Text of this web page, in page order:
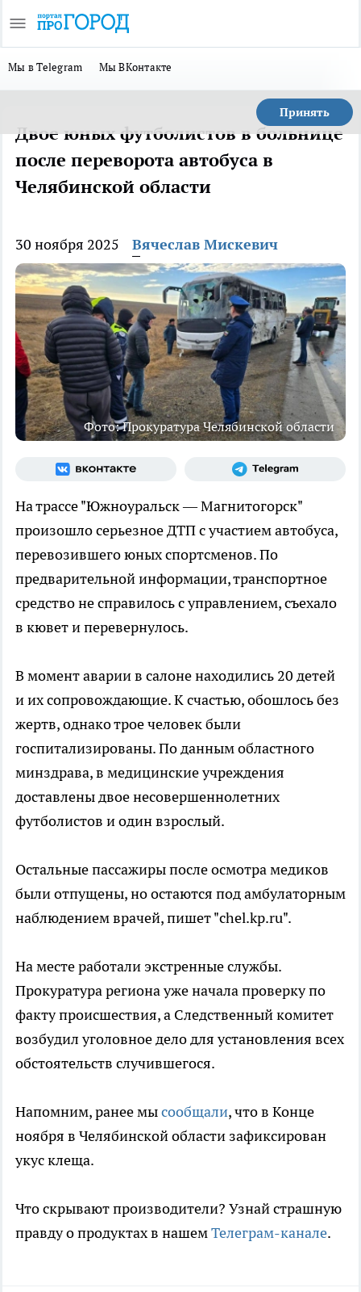
Мы в Telegram Мы ВКонтакте
Принять
Двое юных футболистов в больнице
после переворота автобуса в
Челябинской области
30 ноября 2025 Вячеслав Мискевич
Фото: Прокуратура Челябинской области
На трассе "Южноуральск — Магнитогорск"
произошло серьезное ДТП с участием автобуса,
перевозившего юных спортсменов. По
предварительной информации, транспортное
средство не справилось с управлением, съехало
в кювет и перевернулось.
В момент аварии в салоне находились 20 детей
и их сопровождающие. К счастью, обошлось без
жертв, однако трое человек были
госпитализированы. По данным областного
минздрава, в медицинские учреждения
доставлены двое несовершеннолетних
футболистов и один взрослый.
Остальные пассажиры после осмотра медиков
были отпущены, но остаются под амбулаторным
наблюдением врачей, пишет "chel.kp.ru".
На месте работали экстренные службы.
Прокуратура региона уже начала проверку по
факту происшествия, а Следственный комитет
возбудил уголовное дело для установления всех
обстоятельств случившегося.
Напомним, ранее мысообщали, что в Конце
ноября в Челябинской области зафиксирован
укус клеща.
Что скрывают производители? Узнай страшную
правду о продуктах в нашемТелеграм-канале.